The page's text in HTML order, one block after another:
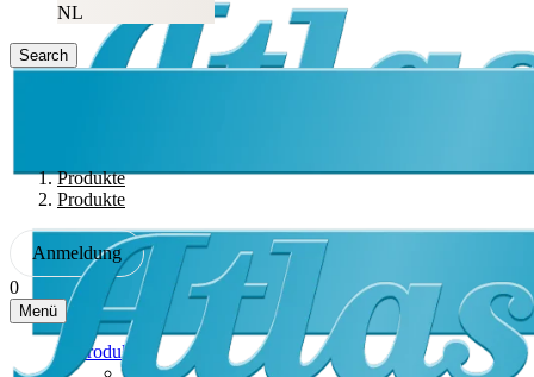
NL
Search
Produkte
Produkte
Anmeldung
0
Menü
Produkte